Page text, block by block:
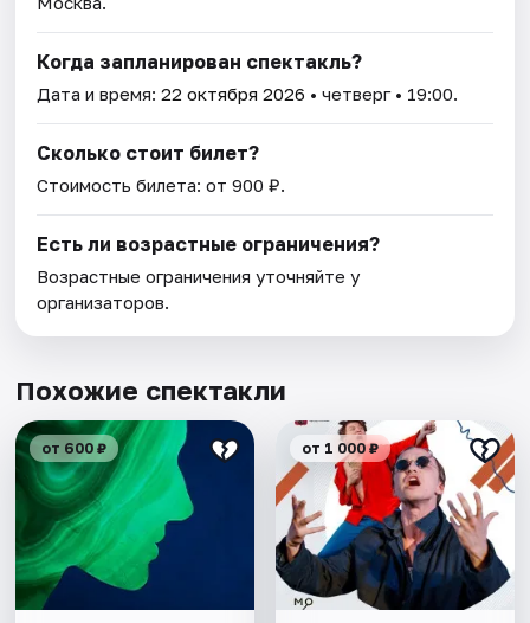
Когда запланирован спектакль?
Дата и время:22 октября 2026 • четверг • 19:00.
Сколько стоит билет?
Стоимость билета: от 900 ₽.
Есть ли возрастные ограничения?
Возрастные ограничения уточняйте у
организаторов.
Похожие спектакли
от 600 ₽ от 1 000 ₽